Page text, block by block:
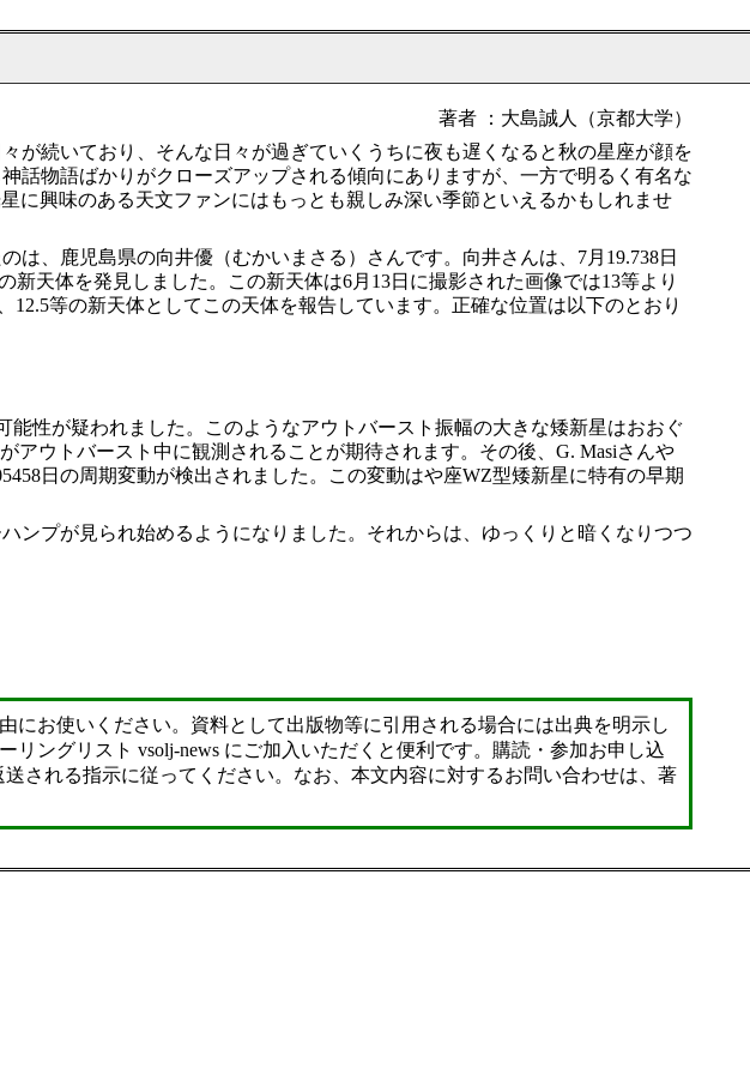
著者 ：大島誠人（京都大学）
が続いており、そんな日々が過ぎていくうちに夜も遅くなると秋の星座が顔を
話物語ばかりがクローズアップされる傾向にありますが、一方で明るく有名な
に興味のある天文ファンにはもっとも親しみ深い季節といえるかもしれませ
、鹿児島県の向井優（むかいまさる）さんです。向井さんは、7月19.738日
新天体を発見しました。この新天体は6月13日に撮影された画像では13等より
等の新天体としてこの天体を報告しています。正確な位置は以下のとおり
性が疑われました。このようなアウトバースト振幅の大きな矮新星はおおぐ
ウトバースト中に観測されることが期待されます。その後、G. Masiさんや
日の周期変動が検出されました。この変動はや座WZ型矮新星に特有の早期
プが見られ始めるようになりました。それからは、ゆっくりと暗くなりつつ
お使いください。資料として出版物等に引用される場合には出典を明示し
ングリスト vsolj-news にご加入いただくと便利です。購読・参加お申し込
送される指示に従ってください。なお、本文内容に対するお問い合わせは、著